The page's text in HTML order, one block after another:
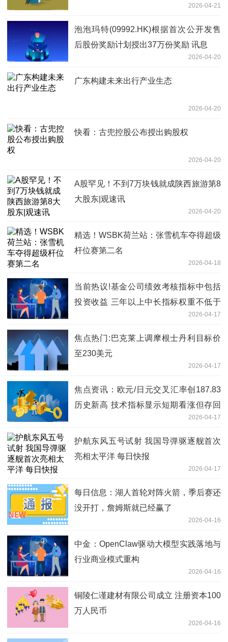
2026-04-21
泡泡玛特(09992.HK)根据首次公开发售
后股份奖励计划授出37万份奖励 讯息
2026-04-20
广东构建未来出行产业生态
2026-04-20
快看：古兜控股公布授出购股权
2026-04-20
A股罕见！不到7万块钱就成陕西旅游第8
大股东|观速讯
2026-04-20
精选！WSBK荷兰站：张雪机车夺得超级
杆位赛第二名
2026-04-18
当前热议!基金公司绩效考核指标中包括
投资收益 三年以上中长指标权重不低于
2026-04-17
焦点热门:巴克莱上调摩根士丹利目标价
至230美元
2026-04-17
焦点资讯：欧元/日元交叉汇率创187.83
历史新高 技术指标显示短期看涨但存回
2026-04-17
护航东风五号试射 我国导弹驱逐舰首次
亮相太平洋 每日快报
2026-04-17
每日信息：湖人首轮对阵火箭，季后赛还
没开打，詹姆斯就已经赢了
2026-04-16
中金：OpenClaw驱动大模型实践落地与
行业商业模式重构
2026-04-16
铜陵仁谨建材有限公司成立 注册资本100
万人民币
2026-04-16